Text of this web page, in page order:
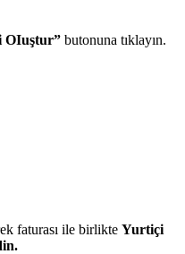
OIuştur” butonuna tıklayın.
faturası ile birlikte Yurtiçi